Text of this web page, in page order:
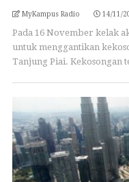
MyKampus Radio 14/11/
Pada 16 November kelak
untuk menggantikan
Tanjung Piai. Kekosongan